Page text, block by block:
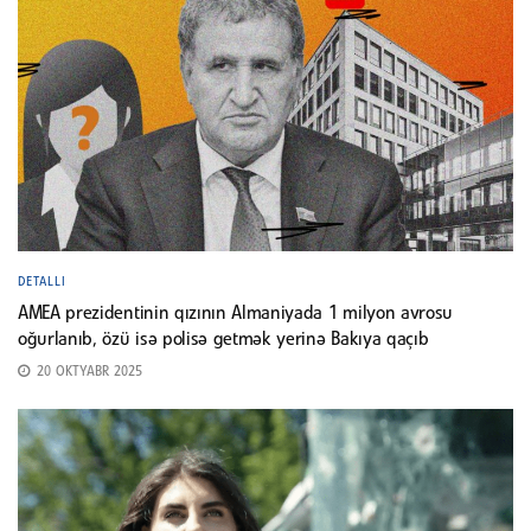
DETALLI
AMEA prezidentinin qızının Almaniyada 1 milyon avrosu
oğurlanıb, özü isə polisə getmək yerinə Bakıya qaçıb
20 OKTYABR 2025